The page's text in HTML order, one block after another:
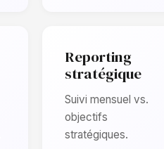
Reporting
stratégique
Suivi mensuel vs.
objectifs
stratégiques.